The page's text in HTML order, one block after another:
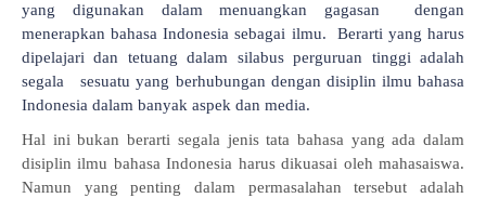
yang digunakan dalam menuangkan gagasan dengan
menerapkan bahasa Indonesia sebagai ilmu. Berarti yang harus
dipelajari dan tetuang dalam silabus perguruan tinggi adalah
segala sesuatu yang berhubungan dengan disiplin ilmu bahasa
Indonesia dalam banyak aspek dan media.
Hal ini bukan berarti segala jenis tata bahasa yang ada dalam
disiplin ilmu bahasa Indonesia harus dikuasai oleh mahasaiswa.
Namun yang penting dalam permasalahan tersebut adalah